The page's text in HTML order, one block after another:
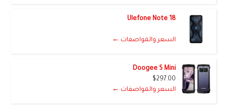
Ulefone Note 18
السعر والمواصفات ←
Doogee S Mini
$297.00
السعر والمواصفات ←